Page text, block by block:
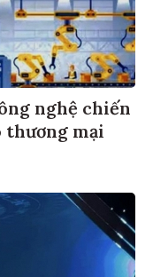
nghệ chiến
mại